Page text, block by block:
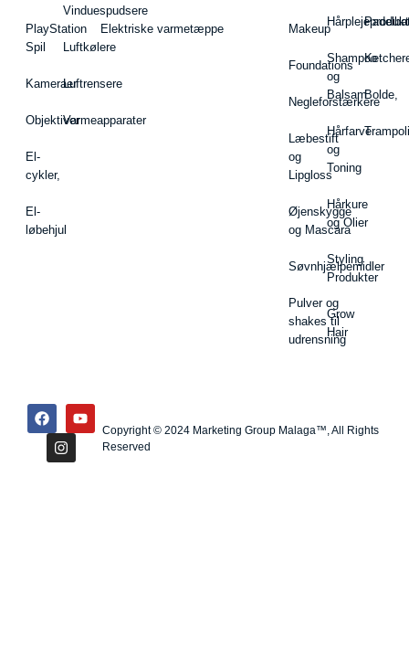
PlayStation
Spil
Kameraer
Objektiver
El-
cykler,
El-
løbehjul
Vinduespudsere
Luftkølere
Luftrensere
Varmeapparater
Elektriske varmetæppe Makeup
Foundations
Negleforstærkere
Læbestift
og
Lipgloss
Øjenskygge
og Mascara
Søvnhjælpemidler
Pulver og
shakes til
udrensning
Shampoo
og
Balsam
Hårfarve
og
Toning
Hårkure
og Olier
Styling
Produkter
Grow
Hair
Bolde,
Copyright © 2024 Marketing Group Malaga™, All Rights
Reserved